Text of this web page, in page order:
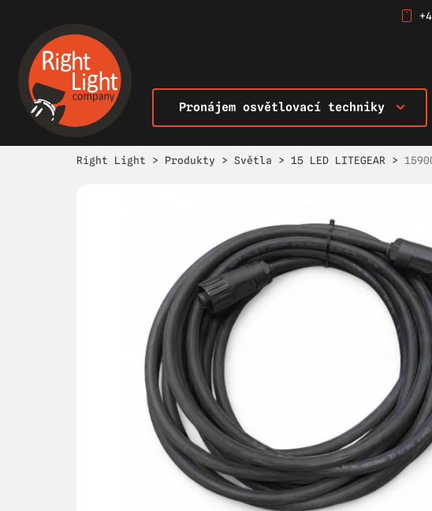
Pronájem osvětlovací techniky
Right Light > Produkty > Světla > 15 LED LITEGEAR >